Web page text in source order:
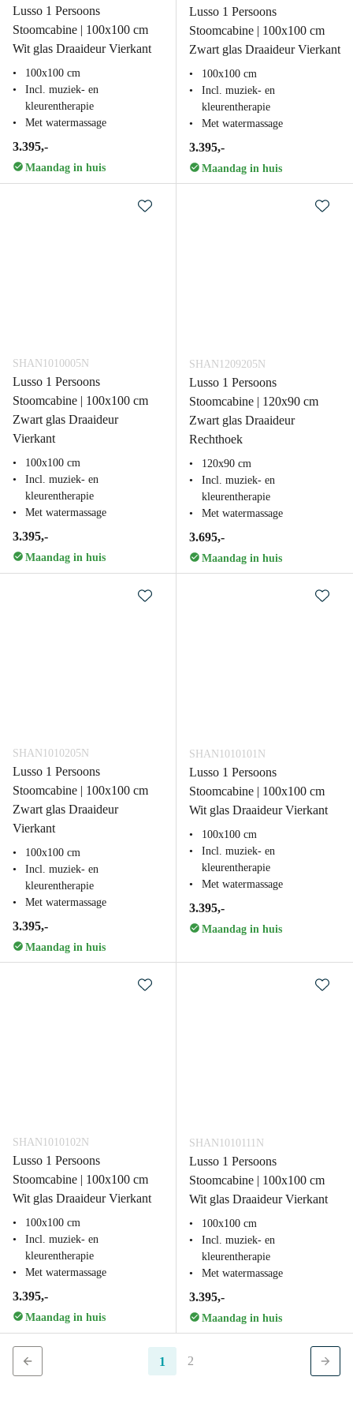
Lusso 1 Persoons
Stoomcabine | 100x100 cm
Wit glas Draaideur Vierkant
100x100 cm
Incl. muziek- en
kleurentherapie
Met watermassage
3.395,-
Maandag in huis
Lusso 1 Persoons
Stoomcabine | 100x100 cm
Zwart glas Draaideur Vierkant
100x100 cm
Incl. muziek- en
kleurentherapie
Met watermassage
3.395,-
Maandag in huis
SHAN1010005N
Lusso 1 Persoons
Stoomcabine | 100x100 cm
Zwart glas Draaideur
Vierkant
100x100 cm
Incl. muziek- en
kleurentherapie
Met watermassage
3.395,-
Maandag in huis
SHAN1209205N
Lusso 1 Persoons
Stoomcabine | 120x90 cm
Zwart glas Draaideur
Rechthoek
120x90 cm
Incl. muziek- en
kleurentherapie
Met watermassage
3.695,-
Maandag in huis
SHAN1010205N
Lusso 1 Persoons
Stoomcabine | 100x100 cm
Zwart glas Draaideur
Vierkant
100x100 cm
Incl. muziek- en
kleurentherapie
Met watermassage
3.395,-
Maandag in huis
SHAN1010101N
Lusso 1 Persoons
Stoomcabine | 100x100 cm
Wit glas Draaideur Vierkant
100x100 cm
Incl. muziek- en
kleurentherapie
Met watermassage
3.395,-
Maandag in huis
SHAN1010102N
Lusso 1 Persoons
Stoomcabine | 100x100 cm
Wit glas Draaideur Vierkant
100x100 cm
Incl. muziek- en
kleurentherapie
Met watermassage
3.395,-
Maandag in huis
SHAN1010111N
Lusso 1 Persoons
Stoomcabine | 100x100 cm
Wit glas Draaideur Vierkant
100x100 cm
Incl. muziek- en
kleurentherapie
Met watermassage
3.395,-
Maandag in huis
1 2